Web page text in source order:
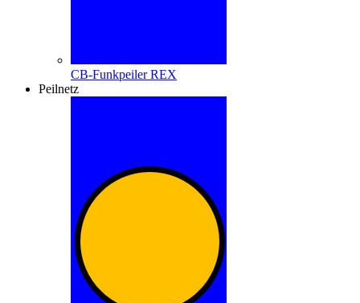
CB-Funkpeiler REX
Peilnetz